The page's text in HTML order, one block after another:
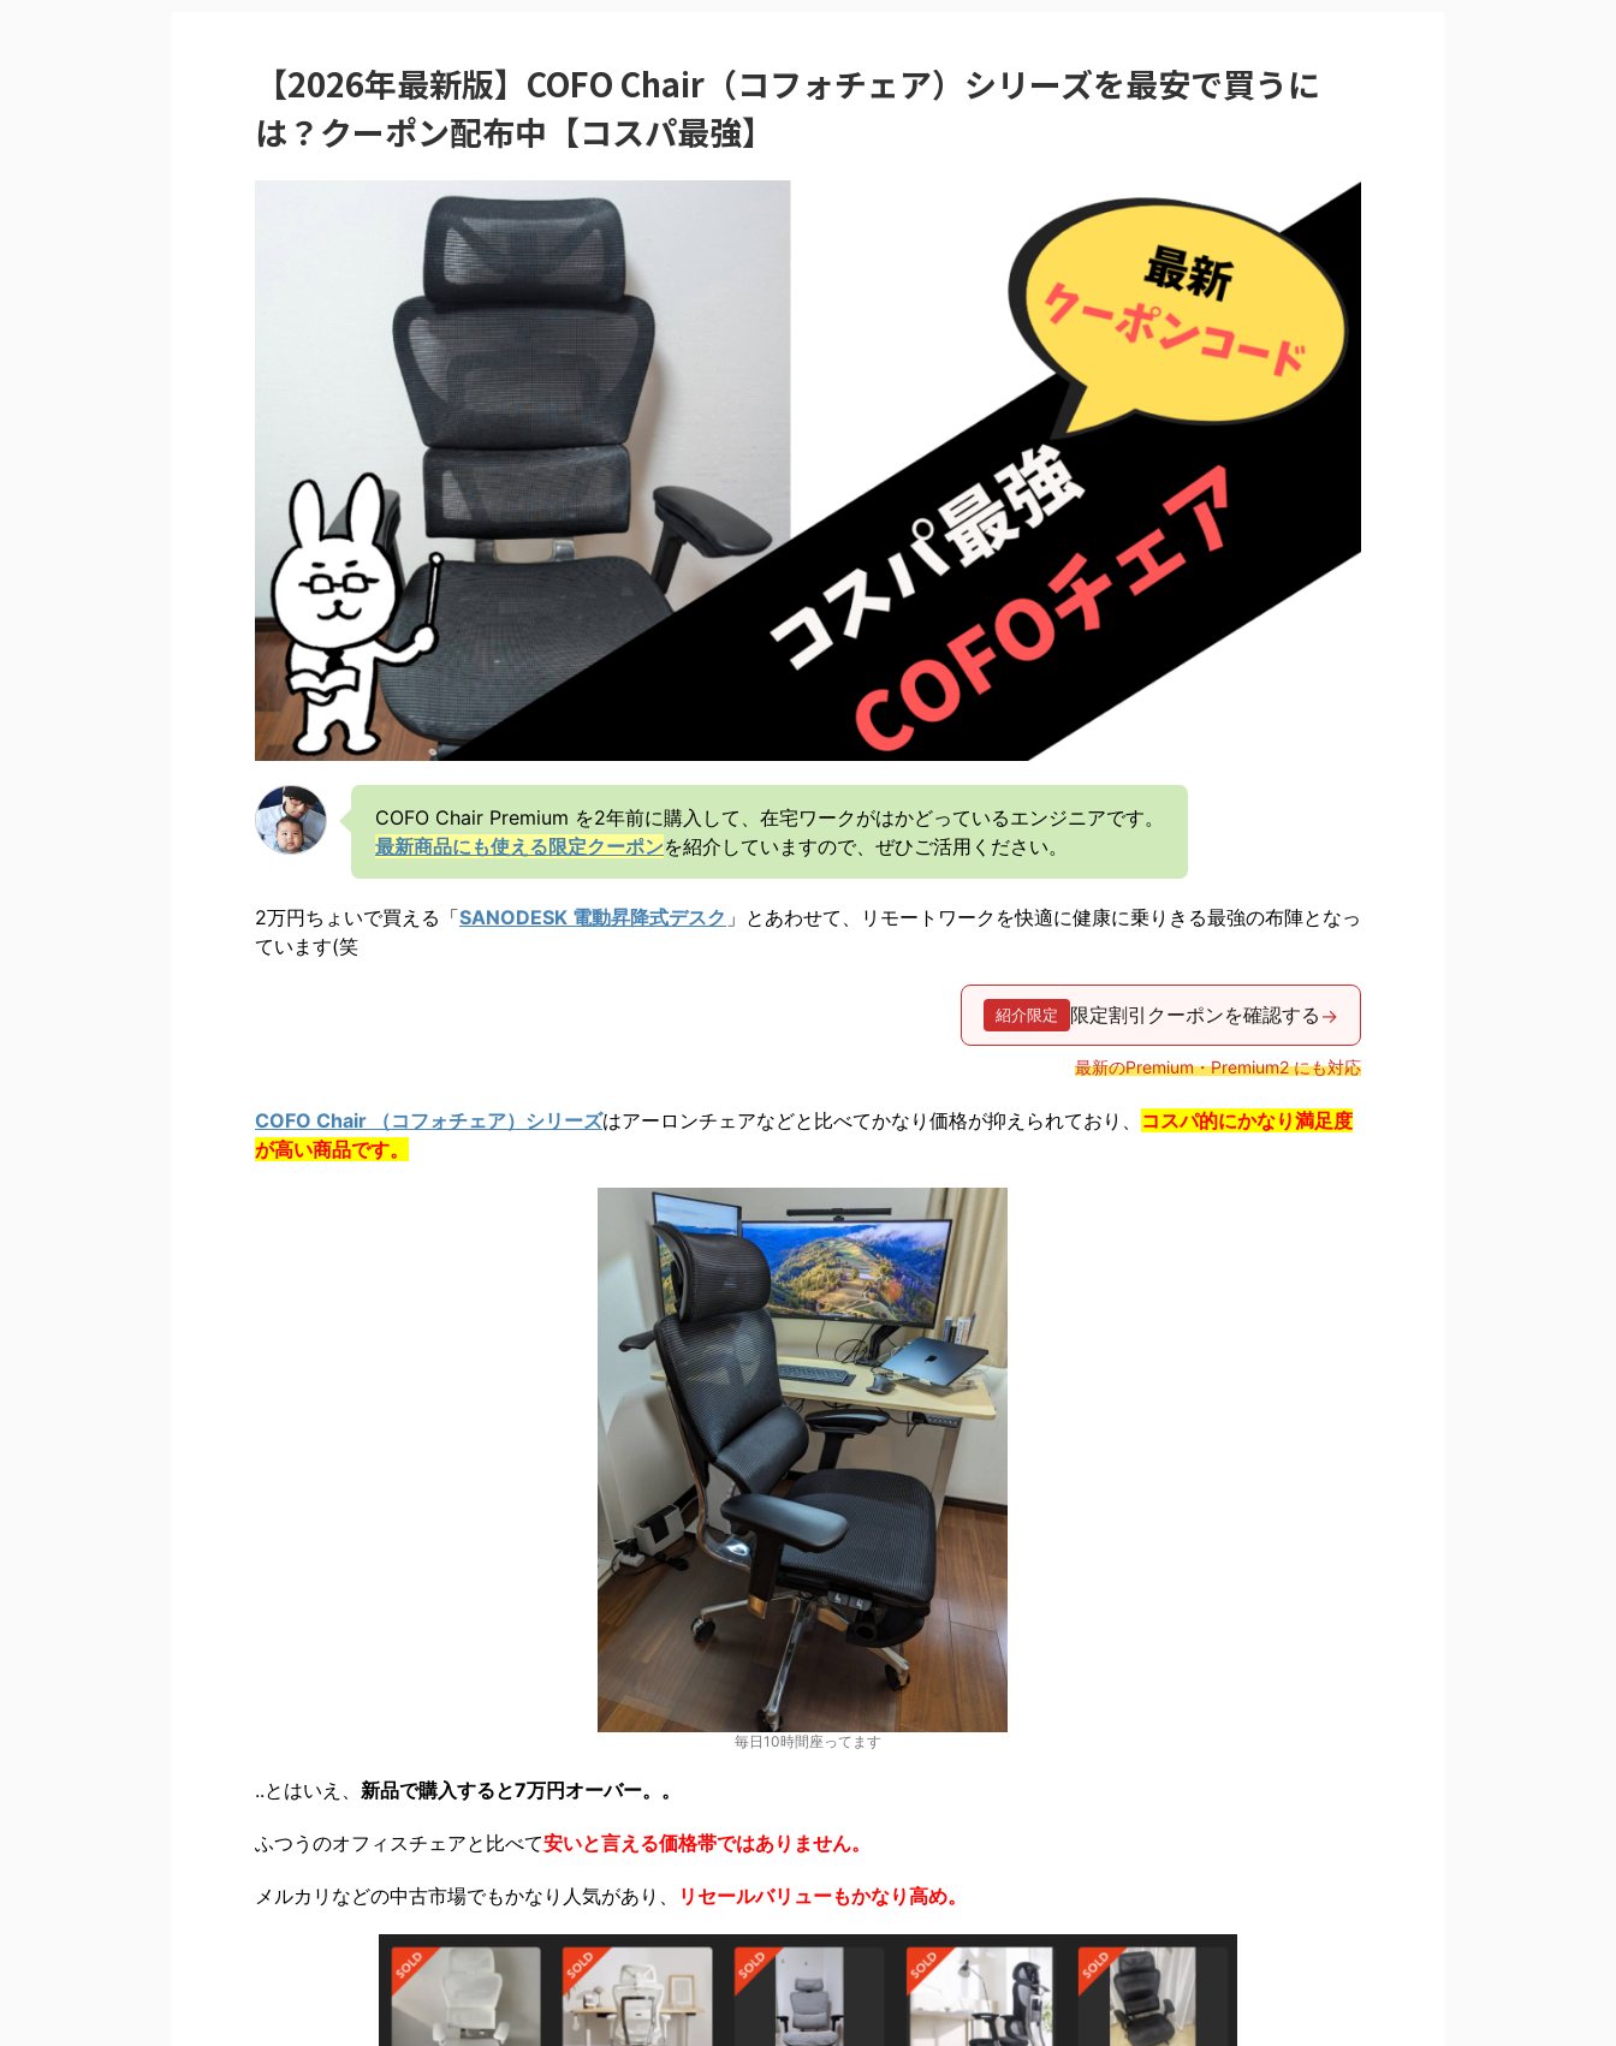
【2026年最新版】COFO Chair（コフォチェア）シリーズを最安で買うに
は？クーポン配布中【コスパ最強】
COFO Chair Premium を2年前に購入して、在宅ワークがはかどっているエンジニアです。
最新商品にも使える限定クーポンを紹介していますので、ぜひご活用ください。
2万円ちょいで買える「SANODESK 電動昇降式デスク 」とあわせて、リモートワークを快適に健康に乗りきる最強の布陣となっ
ています(笑
紹介限定 限定割引クーポンを確認する →
最新のPremium・Premium2 にも対応
COFO Chair （コフォチェア）シリーズはアーロンチェアなどと比べてかなり価格が抑えられており、 コスパ的にかなり満足度
が高い商品です。
毎日10時間座ってます
..とはいえ、 新品で購入すると7万円オーバー。。
ふつうのオフィスチェアと比べて安いと言える価格帯ではありません。
メルカリなどの中古市場でもかなり人気があり、 リセールバリューもかなり高め。